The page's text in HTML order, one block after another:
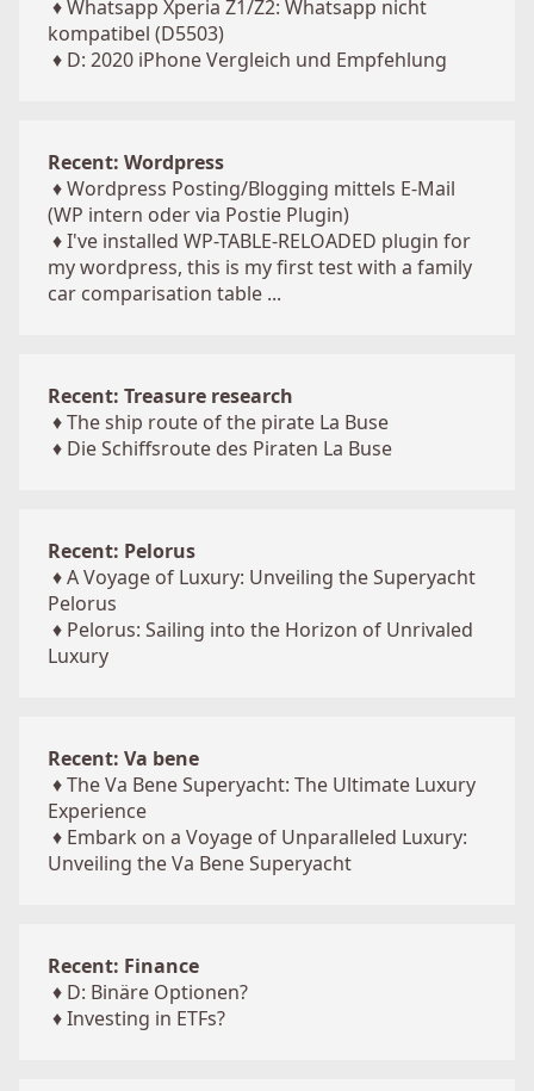
♦Whatsapp Xperia Z1/Z2: Whatsapp nicht
kompatibel (D5503)
♦ D: 2020 iPhone Vergleich und Empfehlung
Recent: Wordpress
♦Wordpress Posting/Blogging mittels E-Mail
(WP intern oder via Postie Plugin)
♦I've installed WP-TABLE-RELOADED plugin for
my wordpress, this is my first test with a family
car comparisation table ...
Recent: Treasure research
♦The ship route of the pirate La Buse
♦ Die Schiffsroute des Piraten La Buse
Recent: Pelorus
♦A Voyage of Luxury: Unveiling the Superyacht
Pelorus
♦ Pelorus: Sailing into the Horizon of Unrivaled
Luxury
Recent: Va bene
♦The Va Bene Superyacht: The Ultimate Luxury
Experience
♦ Embark on a Voyage of Unparalleled Luxury:
Unveiling the Va Bene Superyacht
Recent: Finance
♦ D: Binäre Optionen?
♦Investing in ETFs?